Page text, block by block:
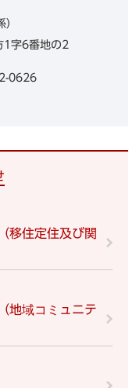
1字6番地の2
0626
移住定住及び関
地域コミュニテ